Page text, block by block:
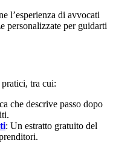
l’esperienza di avvocati
personalizzate per guidarti
tra cui:
che descrive passo dopo
: Un estratto gratuito del